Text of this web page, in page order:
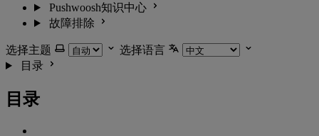
Pushwoosh知识中心
故障排除
选择主题
选择语言
目录
目录